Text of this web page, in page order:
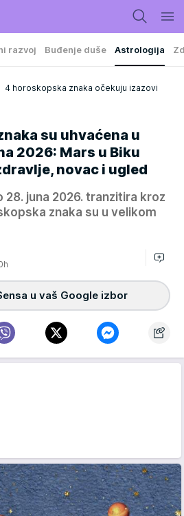
razvoj Buđenje duše Astrologija
4 horoskopska znaka očekuju izazovi
su uhvaćena u
2026: Mars u Biku
novac i ugled
28. juna 2026. tranzitira kroz
znaka su u velikom
u vaš Google izbor